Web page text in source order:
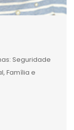
Seguridade
Família e